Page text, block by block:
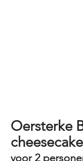
Oersterke
cheesecake
voor 2